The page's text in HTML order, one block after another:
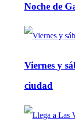
Noche de
Viernes y
ciudad